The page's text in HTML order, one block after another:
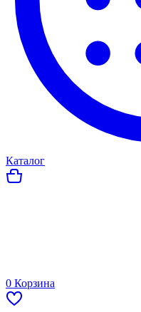
Каталог
0 Корзина